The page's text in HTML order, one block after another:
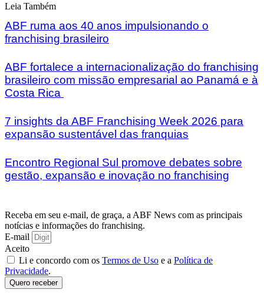
Leia Também
ABF ruma aos 40 anos impulsionando o
franchising brasileiro
ABF fortalece a internacionalização do franchising
brasileiro com missão empresarial ao Panamá e à
Costa Rica
7 insights da ABF Franchising Week 2026 para
expansão sustentável das franquias
Encontro Regional Sul promove debates sobre
gestão, expansão e inovação no franchising
Receba em seu e-mail, de graça, a ABF News com as principais
notícias e informações do franchising.
E-mail
Aceito
Li e concordo com os Termos de Uso e a Política de
Privacidade.
Quero receber